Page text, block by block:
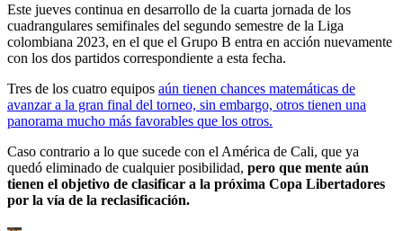
Este jueves continua en desarrollo de la cuarta jornada de los
cuadrangulares semifinales del segundo semestre de la Liga
colombiana 2023, en el que el Grupo B entra en acción nuevamente
con los dos partidos correspondiente a esta fecha.
Tres de los cuatro equipos aún tienen chances matemáticas de
avanzar a la gran final del torneo, sin embargo, otros tienen una
panorama mucho más favorables que los otros.
Caso contrario a lo que sucede con el América de Cali, que ya
quedó eliminado de cualquier posibilidad, pero que mente aún
tienen el objetivo de clasificar a la próxima Copa Libertadores
por la vía de la reclasificación.